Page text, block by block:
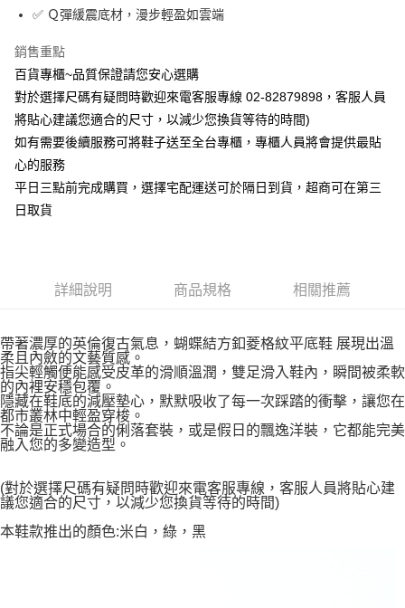
宅配✅ Ｑ彈緩震底材，漫步輕盈如雲端
銷售重點
百貨專櫃~品質保證請您安心選購
對於選擇尺碼有疑問時歡迎來電客服專線 02-82879898，客服人員
將貼心建議您適合的尺寸，以減少您換貨等待的時間)
如有需要後續服務可將鞋子送至全台專櫃，專櫃人員將會提供最貼
心的服務
平日三點前完成購買，選擇宅配運送可於隔日到貨，超商可在第三
日取貨
詳細說明 商品規格 相關推薦
帶著濃厚的英倫復古氣息，蝴蝶結方釦菱格紋平底鞋 展現出溫
柔且內斂的文藝質感。
指尖輕觸便能感受皮革的滑順溫潤，雙足滑入鞋內，瞬間被柔軟
的內裡安穩包覆。
隱藏在鞋底的減壓墊心，默默吸收了每一次踩踏的衝擊，讓您在
都市叢林中輕盈穿梭。
不論是正式場合的俐落套裝，或是假日的飄逸洋裝，它都能完美
融入您的多變造型。
(對於選擇尺碼有疑問時歡迎來電客服專線，客服人員將貼心建
議您適合的尺寸，以減少您換貨等待的時間)
本鞋款推出的顏色:米白，綠，黑